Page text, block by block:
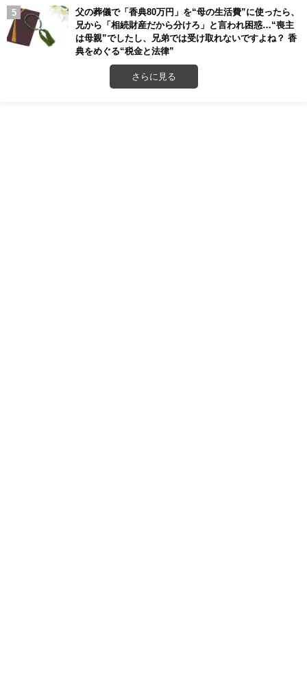
父の葬儀で「香典80万円」を“母の生活費”に使ったら、
兄から「相続財産だから分けろ」と言われ困惑…“喪主
は母親”でしたし、兄弟では受け取れないですよね？ 香
典をめぐる“税金と法律”
さらに見る